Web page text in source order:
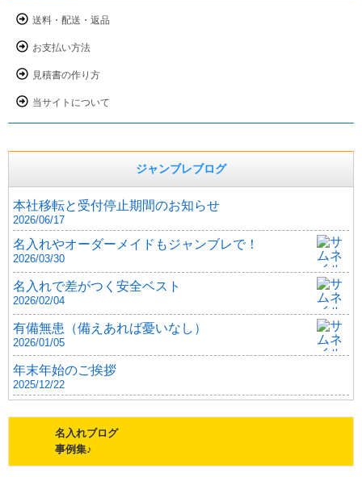
送料・配送・返品
お支払い方法
見積書の作り方
当サイトについて
ジャンブレブログ
本社移転と受付停止期間のお知らせ
2026/06/17
名入れやオーダーメイドもジャンブレで！
2026/03/30
名入れで差がつく安全ベスト
2026/02/04
有備無患（備えあれば憂いなし）
2026/01/05
年末年始のご挨拶
2025/12/22
名入れブログ
事例集♪